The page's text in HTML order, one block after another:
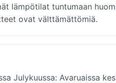
lämpötilat tuntumaan
ovat välttämättömiä.
Julykuussa: Avaruaissa